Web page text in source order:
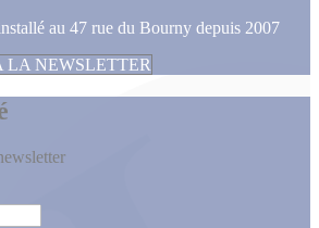
au 47 rue du Bourny depuis 2007
LA NEWSLETTER